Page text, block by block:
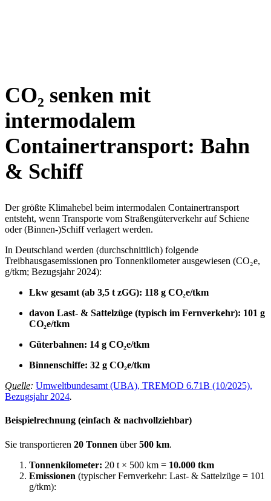
CO₂ senken mit
intermodalem
Containertransport: Bahn
& Schiff
Der größte Klimahebel beim intermodalen Containertransport
entsteht, wenn Transporte vom Straßengüterverkehr auf Schiene
oder (Binnen-)Schiff verlagert werden.
In Deutschland werden (durchschnittlich) folgende
Treibhausgasemissionen pro Tonnenkilometer ausgewiesen (CO₂e,
g/tkm; Bezugsjahr 2024):
Lkw gesamt (ab 3,5 t zGG): 118 g CO₂e/tkm
davon Last- & Sattelzüge (typisch im Fernverkehr): 101 g
CO₂e/tkm
Güterbahnen: 14 g CO₂e/tkm
Binnenschiffe: 32 g CO₂e/tkm
Quelle: Umweltbundesamt (UBA), TREMOD 6.71B (10/2025),
Bezugsjahr 2024.
Beispielrechnung (einfach & nachvollziehbar)
Sie transportieren 20 Tonnen über500 km.
Tonnenkilometer: 20 t × 500 km = 10.000 tkm
Emissionen (typischer Fernverkehr: Last- & Sattelzüge = 101
g/tkm):